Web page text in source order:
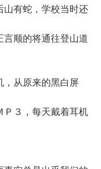
山有蛇，学校当时还
言顺的将通往登山道
从原来的黑白屏
Ｐ３，每天戴着耳机